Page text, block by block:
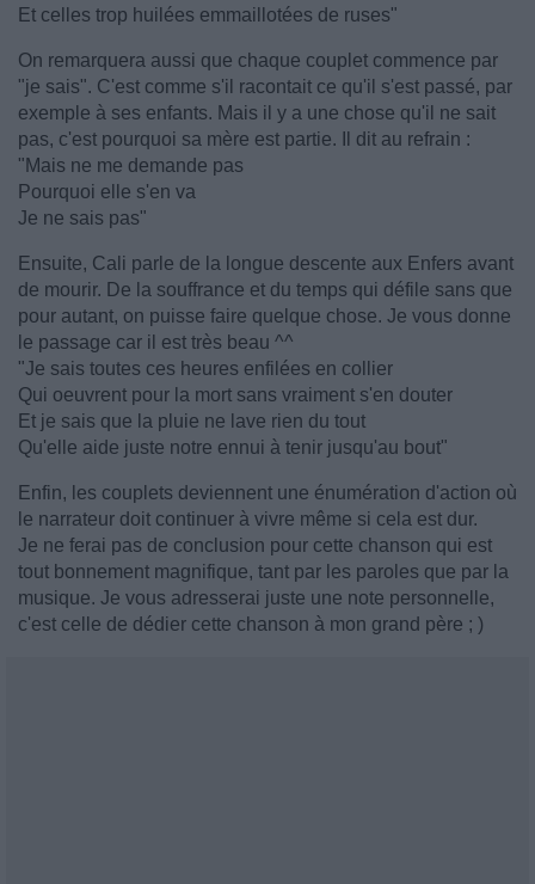
Et celles trop huilées emmaillotées de ruses"
On remarquera aussi que chaque couplet commence par
"je sais". C'est comme s'il racontait ce qu'il s'est passé, par
exemple à ses enfants. Mais il y a une chose qu'il ne sait
pas, c'est pourquoi sa mère est partie. Il dit au refrain :
"Mais ne me demande pas
Pourquoi elle s'en va
Je ne sais pas"
Ensuite, Cali parle de la longue descente aux Enfers avant
de mourir. De la souffrance et du temps qui défile sans que
pour autant, on puisse faire quelque chose. Je vous donne
le passage car il est très beau ^^
"Je sais toutes ces heures enfilées en collier
Qui oeuvrent pour la mort sans vraiment s'en douter
Et je sais que la pluie ne lave rien du tout
Qu'elle aide juste notre ennui à tenir jusqu'au bout"
Enfin, les couplets deviennent une énumération d'action où
le narrateur doit continuer à vivre même si cela est dur.
Je ne ferai pas de conclusion pour cette chanson qui est
tout bonnement magnifique, tant par les paroles que par la
musique. Je vous adresserai juste une note personnelle,
c'est celle de dédier cette chanson à mon grand père ; )